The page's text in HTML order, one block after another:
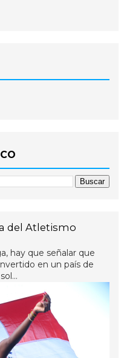
del Atletismo
hay que señalar que
en un país de